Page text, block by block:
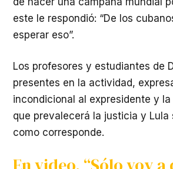
este le respondió: “De los
esperar eso”.
Los profesores y estudiantes de
presentes en la actividad,
incondicional al expresidente y
que prevalecerá la justicia y Lula
como corresponde.